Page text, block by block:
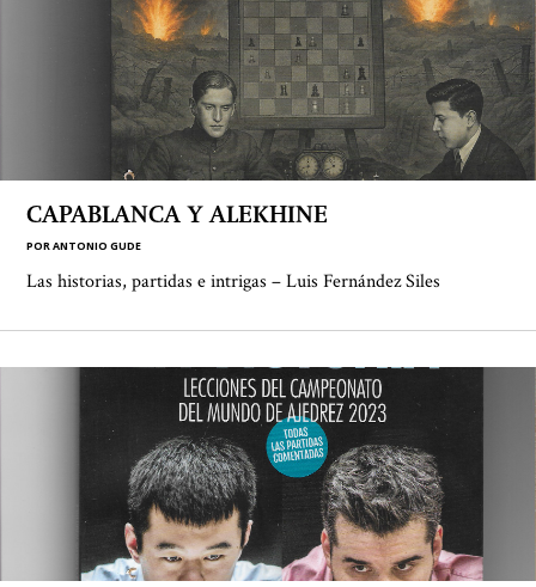
CAPABLANCA Y ALEKHINE
PORANTONIO GUDE
Las historias, partidas e intrigas – Luis Fernández Siles